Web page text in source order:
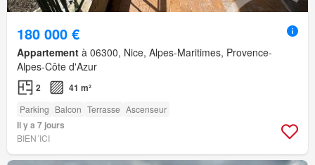
180 000 €
Appartement à 06300, Nice, Alpes-Maritimes, Provence-
Alpes-Côte d'Azur
2 41 m²
Parking Balcon Terrasse Ascenseur
Il y a 7 jours
BIEN´ICI